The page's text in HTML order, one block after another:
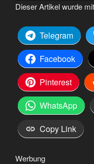
Dieser Artikel wurde
Telegram
Facebook
Pinterest
WhatsApp
Copy Link
Werbung